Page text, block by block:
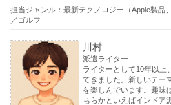
担当ジャンル：最新テクノロジー（Apple製品
／ゴルフ
川村
派遣ライター
ライターとして10年以上
てきました。新しいテー
を楽しんでいます。趣味
ちらかといえばインドア